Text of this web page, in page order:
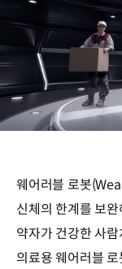
웨어러블 로봇
신체의 한계를 보
약자가 건강한 사
의료용 웨어러블